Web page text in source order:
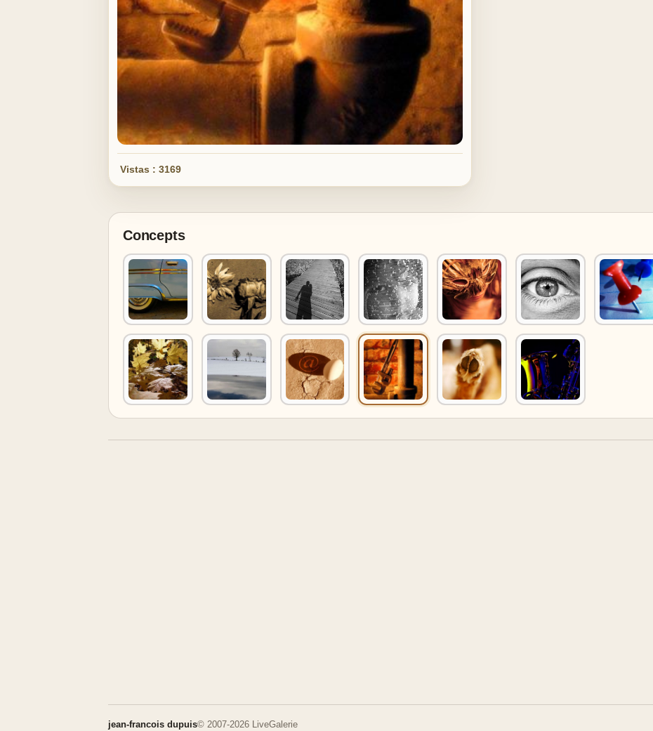
Vistas : 3169
Concepts
jean-francois dupuis© 2007-2026 LiveGalerie